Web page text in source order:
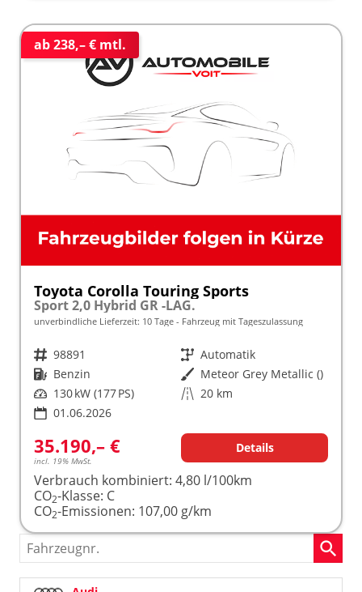
ab 238,– € mtl.
Toyota Corolla Touring Sports
Sport 2,0 Hybrid GR -LAG.
unverbindliche Lieferzeit: 10 Tage Fahrzeug mit Tageszulassung
Fahrzeugnr. 98891 Getriebe Automatik
Kraftstoff Benzin Außenfarbe Meteor Grey Metallic ()
Leistung 130 kW (177 PS) Kilometerstand 20 km
01.06.2026
35.190,– €
incl. 19% MwSt.
Details
Verbrauch kombiniert: 4,80 l/100km
CO2-Klasse: C
CO2-Emissionen: 107,00 g/km
Fahrzeugnr.